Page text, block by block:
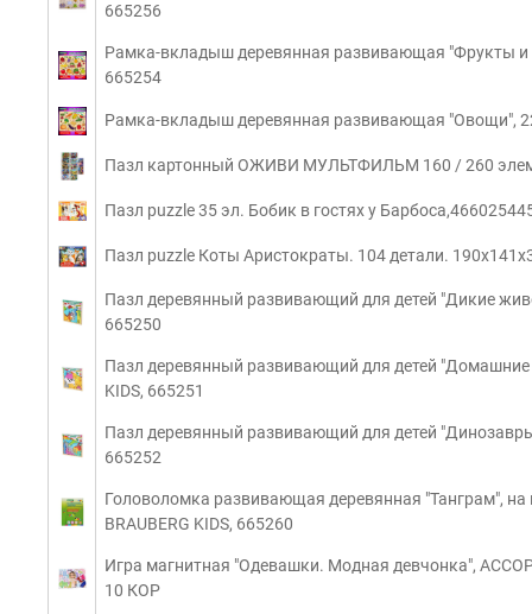
665256
Рамка-вкладыш деревянная развивающая "Фрукты и
665254
Рамка-вкладыш деревянная развивающая "Овощи",
Пазл картонный ОЖИВИ МУЛЬТФИЛЬМ 160 / 260
Пазл puzzle 35 эл. Бобик в гостях у
Пазл puzzle Коты Аристократы. 104 детали.
Пазл деревянный развивающий для детей "Дикие
665250
Пазл деревянный развивающий для детей "Домашние
KIDS, 665251
Пазл деревянный развивающий для детей
665252
Головоломка развивающая деревянная "Танграм", на
BRAUBERG KIDS, 665260
Игра магнитная "Одевашки. Модная девчонка",
10 КОР